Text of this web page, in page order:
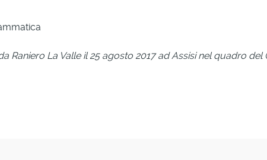
Raniero La Valle il 25 agosto 2017 ad Assisi nel quadro